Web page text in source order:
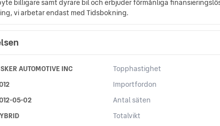
billigare samt dyrare bil och erbjuder förmånliga
vi arbetar endast med Tidsbokning.
AUTOMOTIVE INC
05-02
Topphastighet
Importfordon
Antal säten
Totalvikt